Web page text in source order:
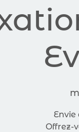
Envie
Offrez-